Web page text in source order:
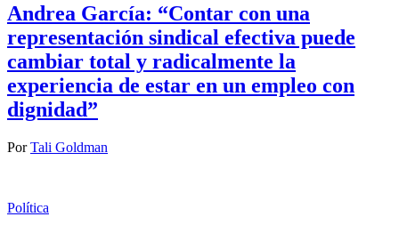
Andrea García: “Contar con una
representación sindical efectiva puede
cambiar total y radicalmente la
experiencia de estar en un empleo con
dignidad”
PorTali Goldman
Política